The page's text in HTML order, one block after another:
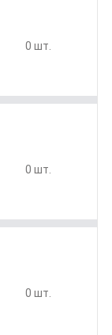
0 шт.
0 шт.
0 шт.